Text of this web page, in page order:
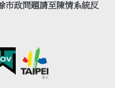
市政問題請至陳情系統反